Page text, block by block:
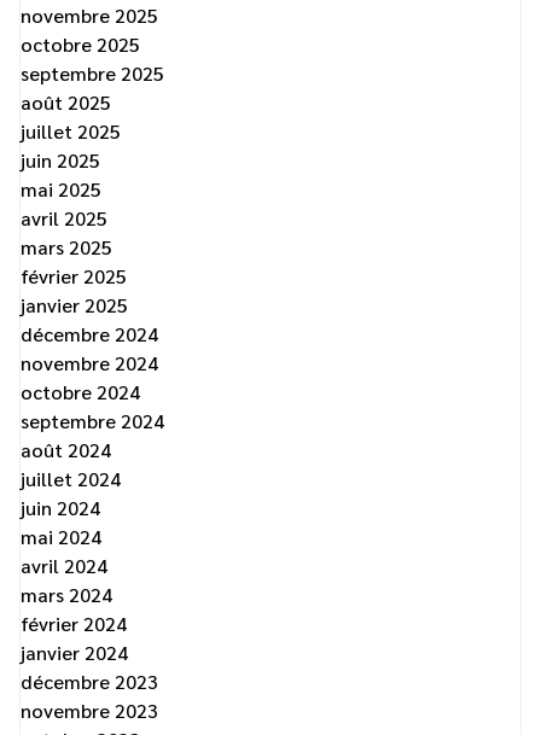
novembre 2025
octobre 2025
septembre 2025
août 2025
juillet 2025
juin 2025
mai 2025
avril 2025
mars 2025
février 2025
janvier 2025
décembre 2024
novembre 2024
octobre 2024
septembre 2024
août 2024
juillet 2024
juin 2024
mai 2024
avril 2024
mars 2024
février 2024
janvier 2024
décembre 2023
novembre 2023